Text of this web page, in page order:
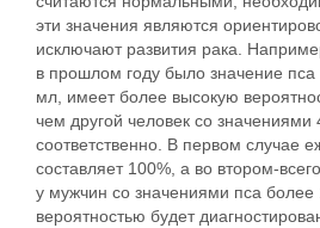
эти значения являются
исключают развития рака.
в прошлом году было значение пса
мл, имеет более высокую
чем другой человек со значениями
соответственно. В первом случае
составляет 100%, а во втором-
у мужчин со значениями пса
вероятностью будет